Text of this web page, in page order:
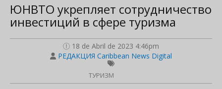
ЮНВТО укрепляет сотрудничество
инвестиций в сфере туризма
18 de Abril de 2023 4:46pm
РЕДАКЦИЯ Caribbean News Digital
ТУРИЗМ